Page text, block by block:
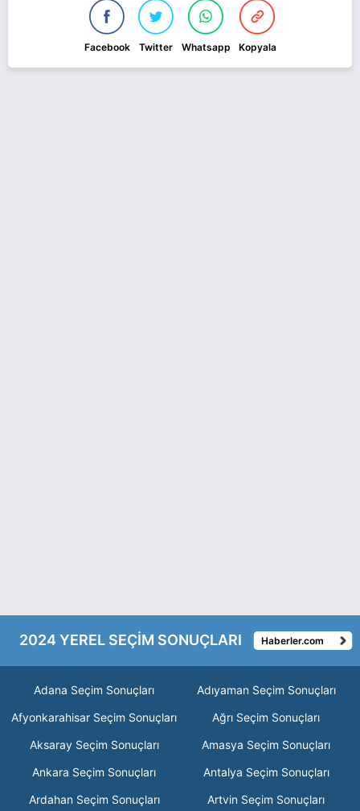
Facebook Twitter Whatsapp Kopyala
2024 YEREL SEÇİM SONUÇLARI Haberler.com
Adana Seçim Sonuçları
Adıyaman Seçim Sonuçları
Afyonkarahisar Seçim Sonuçları
Ağrı Seçim Sonuçları
Aksaray Seçim Sonuçları
Amasya Seçim Sonuçları
Ankara Seçim Sonuçları
Antalya Seçim Sonuçları
Ardahan Seçim Sonuçları
Artvin Seçim Sonuçları